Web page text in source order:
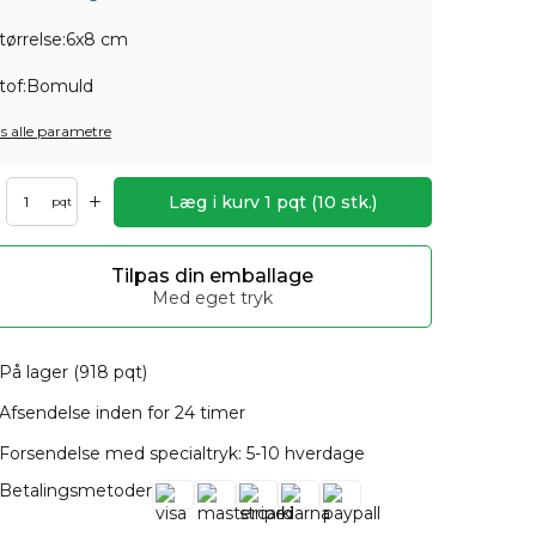
6x8 cm
Bomuld
alle parametre
pqt + Læg i kurv 1 pqt (10 stk.)
Tilpas din emballage
Med eget tryk
På lager (918 pqt)
Afsendelse inden for 24 timer
Forsendelse med specialtryk: 5-10 hverdage
Betalingsmetoder